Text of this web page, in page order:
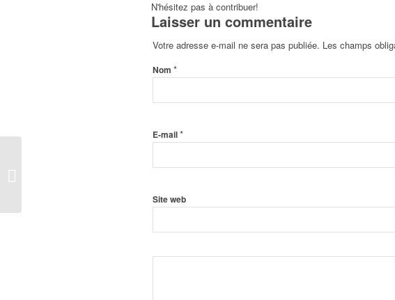
N'hésitez pas à contribuer!
Laisser un commentaire
Votre adresse e-mail ne sera pas publiée. Les champs
Nom *
E-mail*
Site web